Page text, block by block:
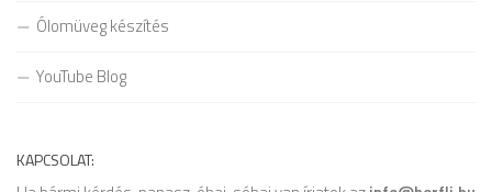
Ólomüveg készítés
YouTube Blog
KAPCSOLAT: